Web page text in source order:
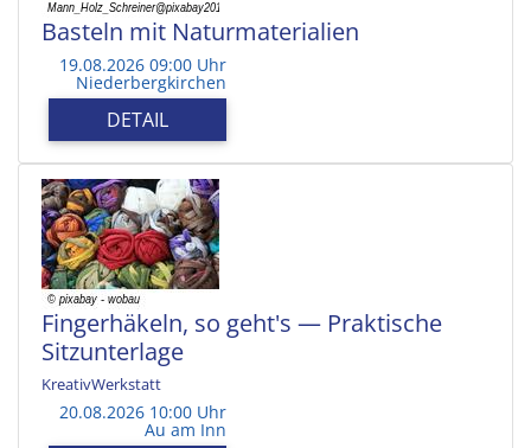
Basteln mit Naturmaterialien
19.08.2026 09:00 Uhr
Niederbergkirchen
DETAIL
Fingerhäkeln, so geht's — Praktische
Sitzunterlage
KreativWerkstatt
20.08.2026 10:00 Uhr
Au am Inn